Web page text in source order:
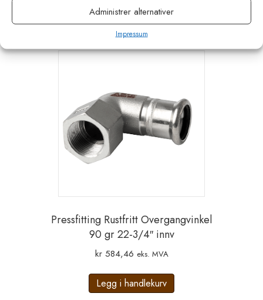
Administrer alternativer
Impressum
Legg i handlekurv
Pressfitting Rustfritt Overgangvinkel
90 gr 22-3/4″ innv
kr584,46 eks. MVA
Legg i handlekurv